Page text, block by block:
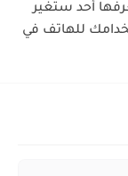
أحد ستغير
للهاتف في